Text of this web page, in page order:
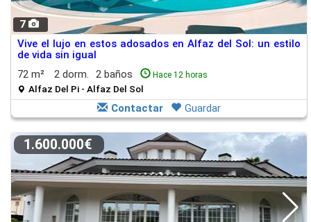
7
Vive el lujo en estos adosados en Alfaz del Sol: un estilo
de vida sin igual
72 m²
2 dorm. 2 baños Hace 12 horas
Alfaz Del Pi - Alfaz Del Sol
Contactar Guardar
1.600.000€